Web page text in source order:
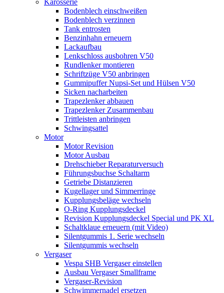
Bodenblech einschweißen
Bodenblech verzinnen
Tank entrosten
Benzinhahn erneuern
Lackaufbau
Lenkschloss ausbohren V50
Rundlenker montieren
Schriftzüge V50 anbringen
Gummipuffer Nupsi-Set und Hülsen V50
Sicken nacharbeiten
Trapezlenker abbauen
Trapezlenker Zusammenbau
Trittleisten anbringen
Schwingsattel
Motor
Motor Revision
Motor Ausbau
Drehschieber Reparaturversuch
Führungsbuchse Schaltarm
Getriebe Distanzieren
Kugellager und Simmerringe
Kupplungsbeläge wechseln
O-Ring Kupplungsdeckel
Revision Kupplungsdeckel Special und PK XL
Schaltklaue erneuern (mit Video)
Silentgummis 1. Serie wechseln
Silentgummis wechseln
Vergaser
Vespa SHB Vergaser einstellen
Ausbau Vergaser Smallframe
Vergaser-Revision
Schwimmernadel ersetzen